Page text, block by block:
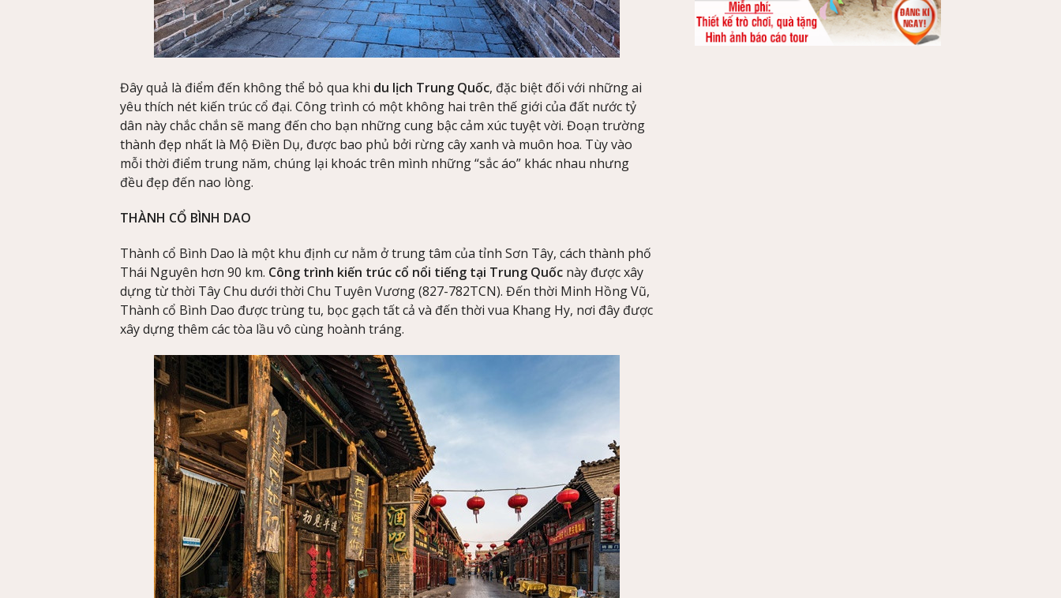
Đây quả là điểm đến không thể bỏ qua khi du lịch Trung Quốc, đặc biệt đối với những ai
yêu thích nét kiến trúc cổ đại. Công trình có một không hai trên thế giới của đất nước tỷ
dân này chắc chắn sẽ mang đến cho bạn những cung bậc cảm xúc tuyệt vời. Đoạn trường
thành đẹp nhất là Mộ Điền Dụ, được bao phủ bởi rừng cây xanh và muôn hoa. Tùy vào
mỗi thời điểm trung năm, chúng lại khoác trên mình những “sắc áo” khác nhau nhưng
đều đẹp đến nao lòng.
THÀNH CỔ BÌNH DAO
Thành cổ Bình Dao là một khu định cư nằm ở trung tâm của tỉnh Sơn Tây, cách thành phố
Thái Nguyên hơn 90 km. Công trình kiến trúc cổ nổi tiếng tại Trung Quốc này được xây
dựng từ thời Tây Chu dưới thời Chu Tuyên Vương (827-782TCN). Đến thời Minh Hồng Vũ,
Thành cổ Bình Dao được trùng tu, bọc gạch tất cả và đến thời vua Khang Hy, nơi đây được
xây dựng thêm các tòa lầu vô cùng hoành tráng.